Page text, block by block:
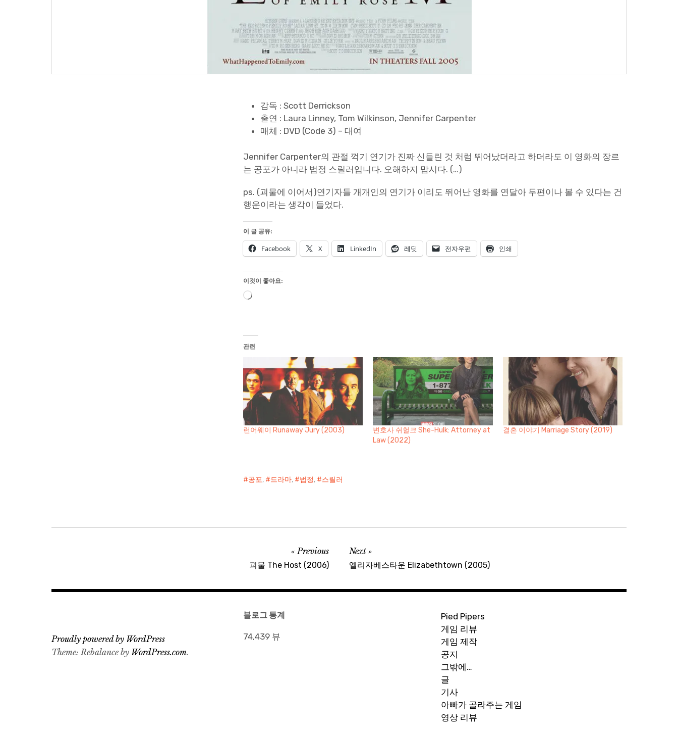
감독 : Scott Derrickson
출연 : Laura Linney, Tom Wilkinson, Jennifer Carpenter
매체 : DVD (Code 3) – 대여
Jennifer Carpenter의 관절 꺽기 연기가 진짜 신들린 것 처럼 뛰어났더라고 하더라도 이 영화의 장르
는 공포가 아니라 법정 스릴러입니다. 오해하지 맙시다. (…)
ps. (괴물에 이어서)연기자들 개개인의 연기가 이리도 뛰어난 영화를 연달아 두편이나 볼 수 있다는 건
행운이라는 생각이 들었다.
이 글 공유:
Facebook X LinkedIn 레딧 전자우편 인쇄
이것이 좋아요:
로
관련
런어웨이 Runaway Jury (2003)
변호사 쉬헐크 She-Hulk: Attorney at
Law (2022)
결혼 이야기 Marriage Story (2019)
공포, 드라마, 법정, 스릴러
Previous
괴물 The Host (2006)
Next
엘리자베스타운 Elizabethtown (2005)
블로그 통계
74,439 뷰
Pied Pipers
게임 리뷰
게임 제작
공지
그밖에…
글
기사
아빠가 골라주는 게임
영상 리뷰
Proudly powered by WordPress
Theme: Rebalance by WordPress.com.